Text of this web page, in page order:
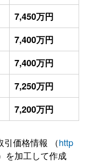
7,450万円
7,400万円
7,400万円
7,250万円
7,200万円
引価格情報 （http
を加工して作成